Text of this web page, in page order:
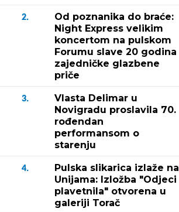
2.
Od poznanika do braće:
Night Express velikim
koncertom na pulskom
Forumu slave 20 godina
zajedničke glazbene
priče
3.
Vlasta Delimar u
Novigradu proslavila 70.
rođendan
performansom o
starenju
4.
Pulska slikarica izlaže na
Unijama: Izložba "Odjeci
plavetnila" otvorena u
galeriji Torač